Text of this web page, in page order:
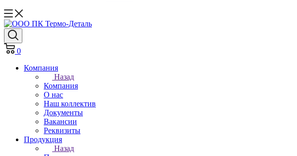
0
Компания
Назад
Компания
О нас
Наш коллектив
Документы
Вакансии
Реквизиты
Продукция
Назад